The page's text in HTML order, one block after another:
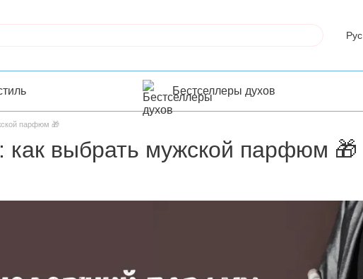
Рус
Бестселлеры духов
парфюм 🎁
как выбрать мужской парфюм 🎁